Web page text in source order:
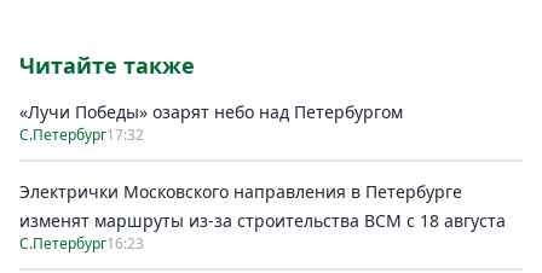
Читайте также
«Лучи Победы» озарят небо над Петербургом
С.Петербург17:32
Электрички Московского направления в Петербурге
изменят маршруты из-за строительства ВСМ с 18 августа
С.Петербург16:23